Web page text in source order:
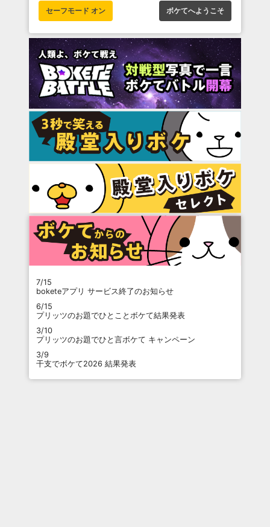
セーフモード オン ボケてへようこそ
7/15
boketeアプリ サービス終了のお知らせ
6/15
プリッツのお題でひとことボケて結果発表
3/10
プリッツのお題でひと言ボケて キャンペーン
3/9
干支でボケて2026 結果発表